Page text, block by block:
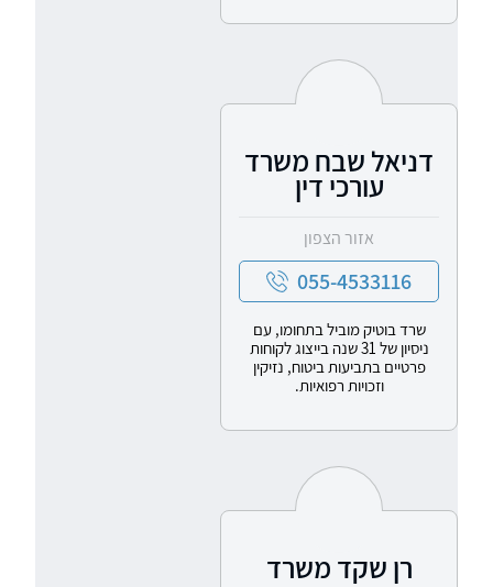
דניאל שבח משרד
עורכי דין
אזור הצפון
055-4533116
שרד בוטיק מוביל בתחומו, עם
ניסיון של 31 שנה בייצוג לקוחות
פרטיים בתביעות ביטוח, נזיקין
וזכויות רפואיות.
רן שקד משרד